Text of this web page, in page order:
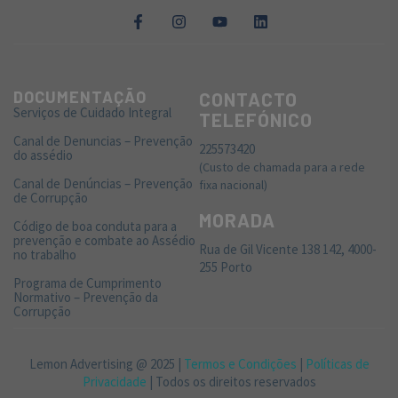
DOCUMENTAÇÃO
Serviços de Cuidado Integral
Canal de Denuncias – Prevenção
do assédio
Canal de Denúncias – Prevenção
de Corrupção
Código de boa conduta para a
prevenção e combate ao Assédio
no trabalho
Programa de Cumprimento
Normativo – Prevenção da
Corrupção
CONTACTO
TELEFÓNICO
225573420
(Custo de chamada para a rede
fixa nacional)
MORADA
Rua de Gil Vicente 138 142, 4000-
255 Porto
Lemon Advertising @ 2025 | Termos e Condições
Políticas de
Privacidade | Todos os direitos reservados